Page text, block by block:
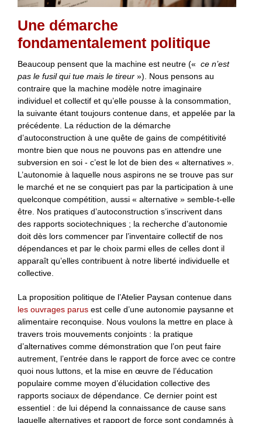
Une démarche
fondamentalement politique
Beaucoup pensent que la machine est neutre (« ce n’est
pas le fusil qui tue mais le tireur »). Nous pensons au
contraire que la machine modèle notre imaginaire
individuel et collectif et qu’elle pousse à la consommation,
la suivante étant toujours contenue dans, et appelée par la
précédente. La réduction de la démarche
d’autoconstruction à une quête de gains de compétitivité
montre bien que nous ne pouvons pas en attendre une
subversion en soi - c’est le lot de bien des « alternatives ».
L’autonomie à laquelle nous aspirons ne se trouve pas sur
le marché et ne se conquiert pas par la participation à une
quelconque compétition, aussi « alternative » semble-t-elle
être. Nos pratiques d’autoconstruction s’inscrivent dans
des rapports sociotechniques ; la recherche d’autonomie
doit dès lors commencer par l’inventaire collectif de nos
dépendances et par le choix parmi elles de celles dont il
apparaît qu’elles contribuent à notre liberté individuelle et
collective.
La proposition politique de l’Atelier Paysan contenue dans
les ouvrages parus est celle d’une autonomie paysanne et
alimentaire reconquise. Nous voulons la mettre en place à
travers trois mouvements conjoints : la pratique
d’alternatives comme démonstration que l’on peut faire
autrement, l’entrée dans le rapport de force avec ce contre
quoi nous luttons, et la mise en œuvre de l’éducation
populaire comme moyen d’élucidation collective des
rapports sociaux de dépendance. Ce dernier point est
essentiel : de lui dépend la connaissance de cause sans
laquelle alternatives et rapport de force sont condamnés à